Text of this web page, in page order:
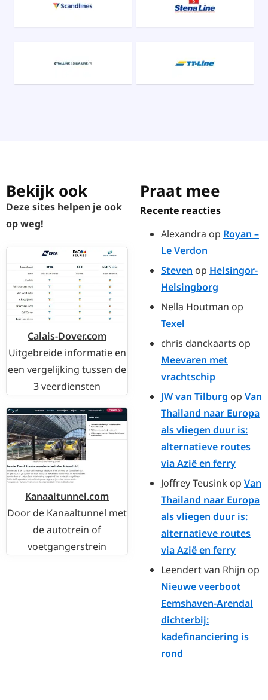
Bekijk ook
Deze sites helpen je ook
op weg!
Calais-Dover.com
Uitgebreide informatie en
een vergelijking tussen de
3 veerdiensten
Kanaaltunnel.com
Door de Kanaaltunnel met
de autotrein of
voetgangerstrein
Praat mee
Recente reacties
Alexandra op Royan –
Le Verdon
Steven op Helsingor-
Helsingborg
Nella Houtman op
Texel
chris danckaarts op
Meevaren met
vrachtschip
JW van Tilburg op Van
Thailand naar Europa
als vliegen duur is:
alternatieve routes
via Azië en ferry
Joffrey Teusink op Van
Thailand naar Europa
als vliegen duur is:
alternatieve routes
via Azië en ferry
Leendert van Rhijn op
Nieuwe veerboot
Eemshaven-Arendal
dichterbij:
kadefinanciering is
rond